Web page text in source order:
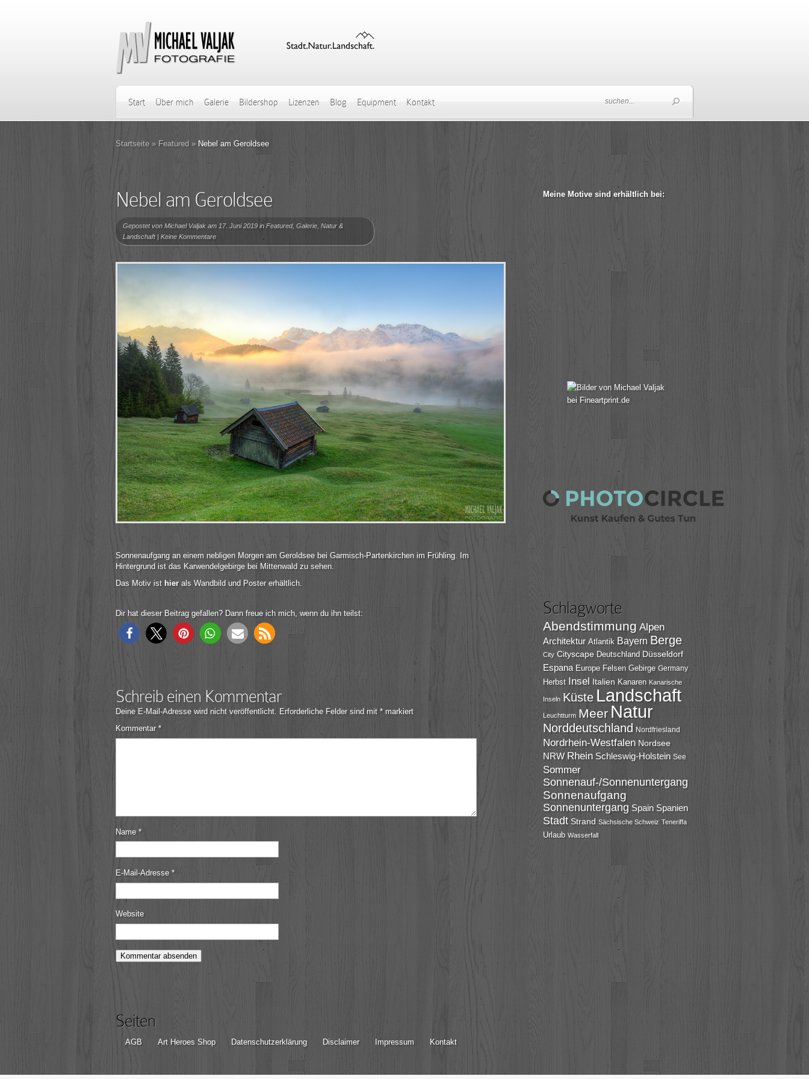
Start Über mich Galerie Bildershop Lizenzen Blog Equipment Kontakt
Startseite » Featured » Nebel am Geroldsee
Nebel am Geroldsee
Gepostet von Michael Valjak am 17. Juni 2019 in Featured, Galerie Natur &
Landschaft| Keine Kommentare
Sonnenaufgang an einem nebligen Morgen am Geroldsee bei Garmisch-Partenkirchen im Frühling. Im
Hintergrund ist das Karwendelgebirge bei Mittenwald zu sehen.
Das Motiv ist hier als Wandbild und Poster erhältlich.
Dir hat dieser Beitrag gefallen? Dann freue ich mich, wenn du ihn teilst:
Schreib einen Kommentar
Deine E-Mail-Adresse wird nicht veröffentlicht. Erforderliche Felder sind mit * markiert
Kommentar *
Name *
E-Mail-Adresse *
Website
Meine Motive sind erhältlich bei:
Schlagworte
Abendstimmung Alpen
Architektur Atlantik Bayern Berge
City Cityscape Deutschland Düsseldorf
Espana Europe Felsen Gebirge Germany
Herbst Insel Italien Kanaren Kanarische
Inseln Küste Landschaft
Leuchtturm Meer Natur
Norddeutschland Nordfriesland
Nordrhein-Westfalen Nordsee
NRW Rhein Schleswig-Holstein See
Sommer
Sonnenauf-/Sonnenuntergang
Sonnenaufgang
Sonnenuntergang Spain Spanien
Stadt Strand Sächsische Schweiz Teneriffa
Urlaub Wasserfall
Seiten
AGB Art Heroes Shop Datenschutzerklärung Disclaimer Impressum Kontakt